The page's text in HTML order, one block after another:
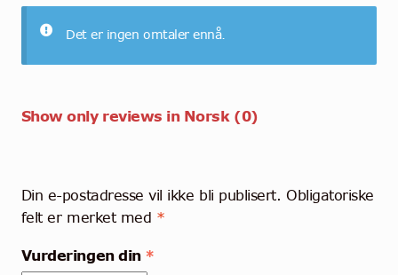
Det er ingen omtaler ennå.
Show only reviews in Norsk (0)
Din e-postadresse vil ikke bli publisert. Obligatoriske
felt er merket med *
Vurderingen din *